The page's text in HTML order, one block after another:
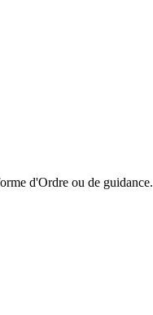
d'Ordre ou de guidance.